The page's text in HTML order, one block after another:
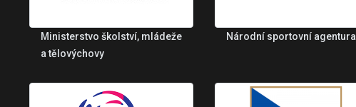
Ministerstvo školství, mládeže
a tělovýchovy
Národní sportovní agentura